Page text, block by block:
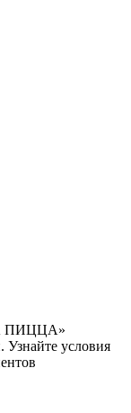
ПИЦЦА»
Узнайте условия